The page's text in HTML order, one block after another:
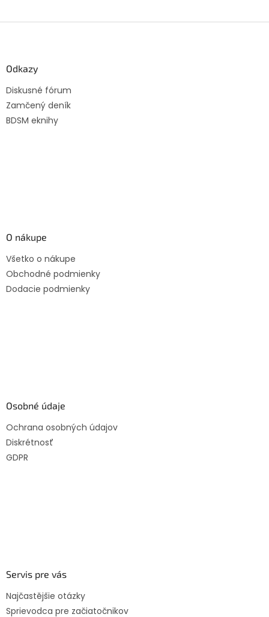
Odkazy
Diskusné fórum
Zamčený deník
BDSM eknihy
O nákupe
Všetko o nákupe
Obchodné podmienky
Dodacie podmienky
Osobné údaje
Ochrana osobných údajov
Diskrétnosť
GDPR
Servis pre vás
Najčastějšie otázky
Sprievodca pre začiatočnikov